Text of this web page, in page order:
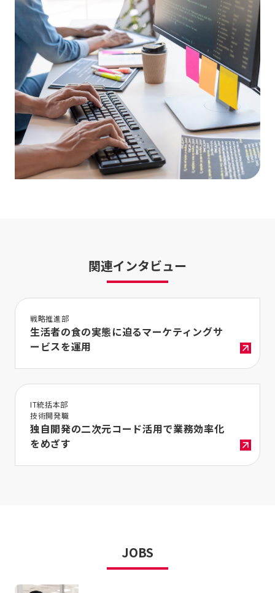
関連インタビュー
戦略推進部
生活者の食の実態に迫るマーケティングサ
ービスを運用
IT統括本部
技術開発職
独自開発の二次元コード活用で業務効率化
をめざす
JOBS